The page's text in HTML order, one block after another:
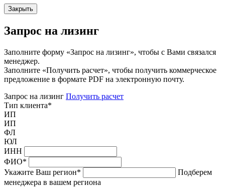
Закрыть
Запрос на лизинг
Заполните форму «Запрос на лизинг», чтобы с Вами связался
менеджер.
Заполните «Получить расчет», чтобы получить коммерческое
предложение в формате PDF на электронную почту.
Запрос на лизинг Получить расчет
Тип клиента*
ИП
ИП
ФЛ
ЮЛ
ИНН
ФИО*
Укажите Ваш регион*
Подберем
менеджера в вашем региона